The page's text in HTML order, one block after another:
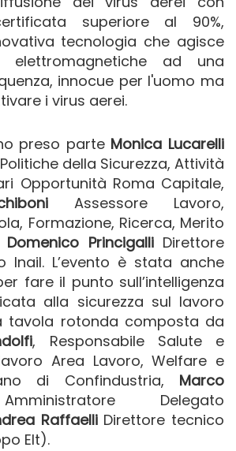
superiore al 90%,
tecnologia che agisce
elettromagnetiche ad una
innocue per l'uomo ma
i virus aerei.
preso parte Monica Lucarelli
della Sicurezza, Attività
Opportunità Roma Capitale,
Assessore Lavoro,
Formazione, Ricerca, Merito
Domenico PrincigalliDirettore
Inail. L’evento è stata anche
fare il punto sull’intelligenza
alla sicurezza sul lavoro
tavola rotonda composta da
, Responsabile Salute e
Area Lavoro, Welfare e
di Confindustria, Marco
Delegato
RaffaelliDirettore tecnico
Elt).